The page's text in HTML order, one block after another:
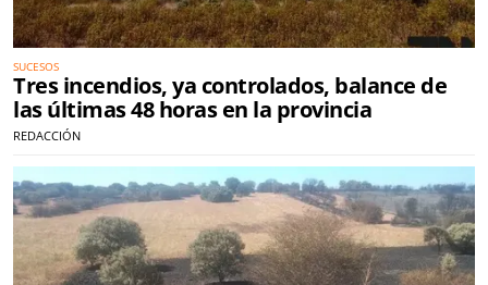
SUCESOS
Tres incendios, ya controlados, balance de
las últimas 48 horas en la provincia
REDACCIÓN